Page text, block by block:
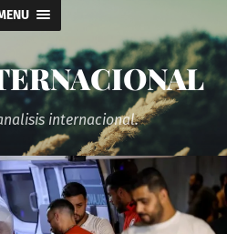
internacional.